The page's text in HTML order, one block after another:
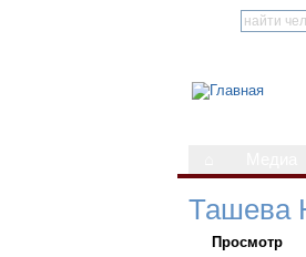
Ташева
Просмотр